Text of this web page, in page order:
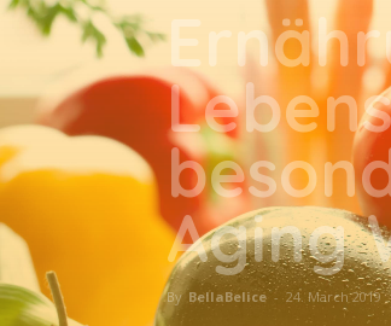
Aging
By BellaBelice - 24. March 2019